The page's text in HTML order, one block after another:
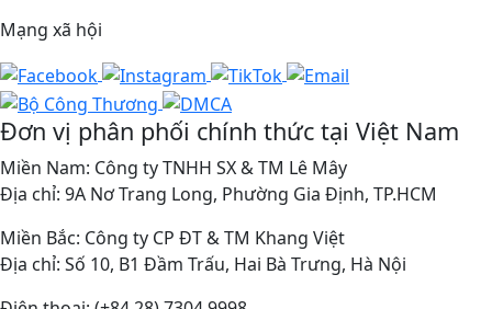
Mạng xã hội
Đơn vị phân phối chính thức tại Việt Nam
Miền Nam: Công ty TNHH SX & TM Lê Mây
Địa chỉ: 9A Nơ Trang Long, Phường Gia Định, TP.HCM
Miền Bắc: Công ty CP ĐT & TM Khang Việt
Địa chỉ: Số 10, B1 Đầm Trấu, Hai Bà Trưng, Hà Nội